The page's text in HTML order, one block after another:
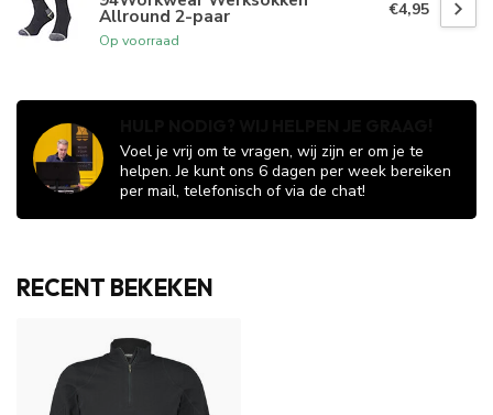
Allround 2-paar
Op voorraad
€4,95
Voel je vrij om te vragen, wij zijn er om je te
helpen. Je kunt ons 6 dagen per week bereiken
per mail, telefonisch of via de chat!
RECENT BEKEKEN